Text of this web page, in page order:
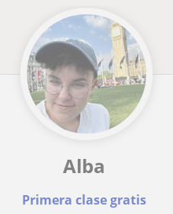
Alba
Primera clase gratis